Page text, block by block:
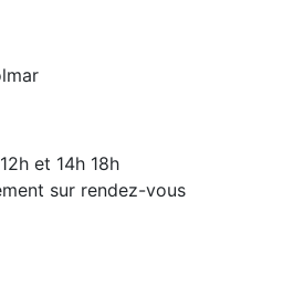
et 14h 18h
sur rendez-vous